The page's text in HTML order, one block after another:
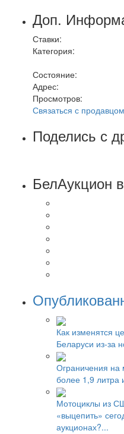
Доп.
Ставки:
Категория:
Состояние:
Адрес:
Просмотров:
Связаться с продавцом
Поделись с
БелАукцион
Как изменятся
Беларуси из-за
Ограничения
более 1,9 литра
Мотоциклы из
«выцепить»
аукционах?...